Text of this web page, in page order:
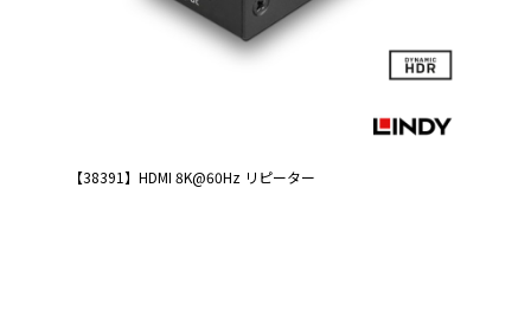
【38391】HDMI 8K@60Hz リピーター